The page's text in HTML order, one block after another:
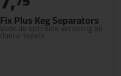
Fix Plus Keg Separators
Voor de optimale verdeling bij
dunne tegels